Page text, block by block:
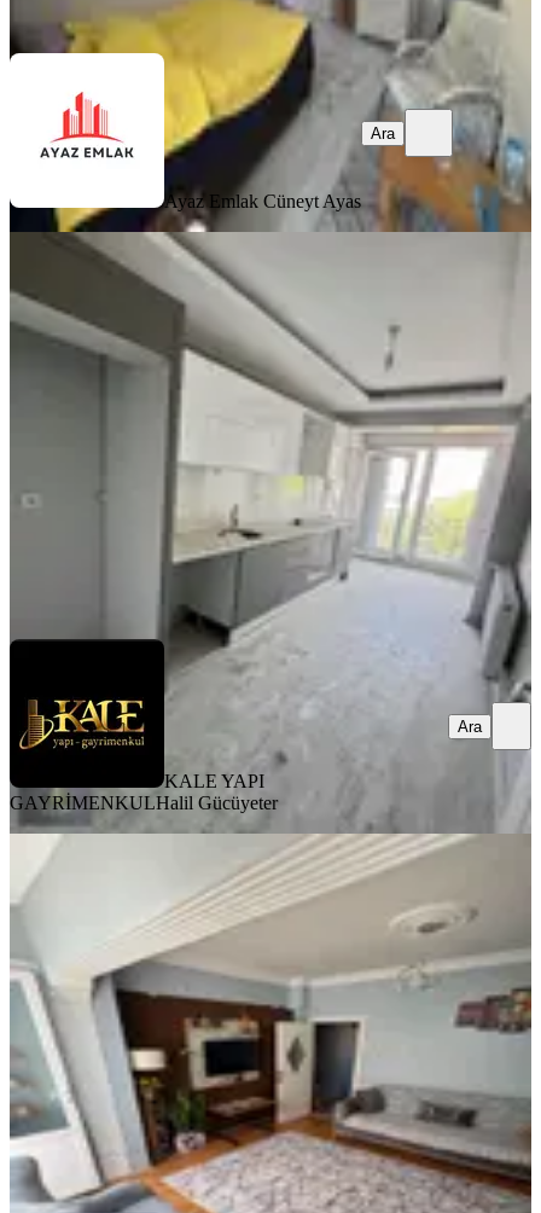
Ayaz Emlak Cüneyt Ayas
Ara
Kale Gayrimenkulden
Gaziosmanpaşa Mah Satılık 2+1
Daire
Bergama, Gaziosmanpaşa Mahallesi
4. Kat·06.08.2026
KALE YAPI GAYRİMENKUL Halil Gücüyeter
KALE YAPI
GAYRİMENKULHalil Gücüyeter
Ara
YENİ
Üzmez Gayrimenkuldan Ful Tadilatlı
Satılık 2-1 Daire
Bergama, Barbaros Mahallesi
120 m²·1. Kat·06.08.2026
2.800.000 ₺
ÜZMEZ GAYRİMENKUL & İNŞAATMert Yıldırım
Ara